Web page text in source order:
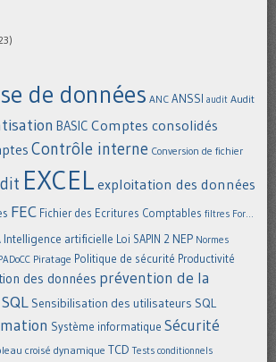
de données ANC ANSSI audit Audit
BASIC Comptes consolidés
Contrôle interne Conversion de fichier
EXCEL exploitation des données
FEC Fichier des Ecritures Comptables filtres For...
Intelligence artificielle Loi SAPIN 2 NEP Normes
Piratage Politique de sécurité Productivité
des données prévention de la
Sensibilisation des utilisateurs SQL
Système informatique Sécurité
croisé dynamique TCD Tests conditionnels